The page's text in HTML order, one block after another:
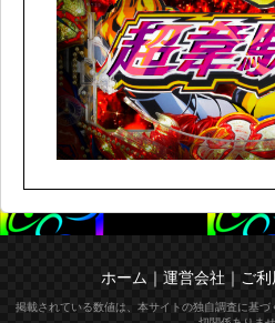
ホーム ｜ 運営会社 ｜ ご
掲載されている数値は、本サイトの独自調査に基